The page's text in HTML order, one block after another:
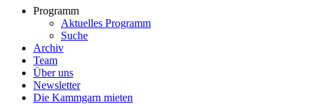
Programm
Aktuelles Programm
Suche
Archiv
Team
Über uns
Newsletter
Die Kammgarn mieten